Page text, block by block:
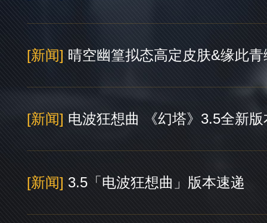
[新闻] 晴空幽篁拟态高定皮肤&缘此
[新闻] 电波狂想曲 《幻塔》3.5全新
[新闻] 3.5「电波狂想曲」版本速递